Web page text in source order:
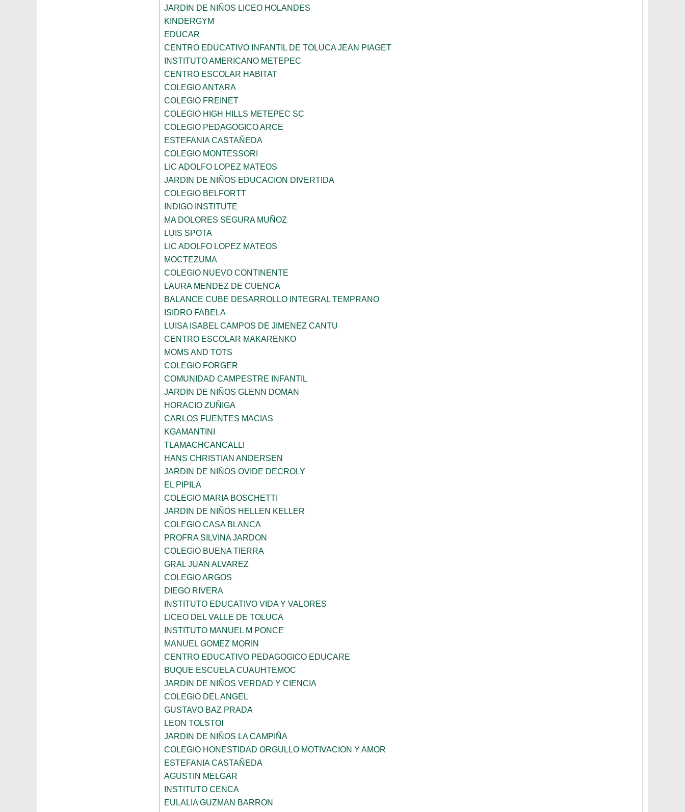
JARDIN DE NIÑOS LICEO HOLANDES
KINDERGYM
EDUCAR
CENTRO EDUCATIVO INFANTIL DE TOLUCA JEAN PIAGET
INSTITUTO AMERICANO METEPEC
CENTRO ESCOLAR HABITAT
COLEGIO ANTARA
COLEGIO FREINET
COLEGIO HIGH HILLS METEPEC SC
COLEGIO PEDAGOGICO ARCE
ESTEFANIA CASTAÑEDA
COLEGIO MONTESSORI
LIC ADOLFO LOPEZ MATEOS
JARDIN DE NIÑOS EDUCACION DIVERTIDA
COLEGIO BELFORTT
INDIGO INSTITUTE
MA DOLORES SEGURA MUÑOZ
LUIS SPOTA
LIC ADOLFO LOPEZ MATEOS
MOCTEZUMA
COLEGIO NUEVO CONTINENTE
LAURA MENDEZ DE CUENCA
BALANCE CUBE DESARROLLO INTEGRAL TEMPRANO
ISIDRO FABELA
LUISA ISABEL CAMPOS DE JIMENEZ CANTU
CENTRO ESCOLAR MAKARENKO
MOMS AND TOTS
COLEGIO FORGER
COMUNIDAD CAMPESTRE INFANTIL
JARDIN DE NIÑOS GLENN DOMAN
HORACIO ZUÑIGA
CARLOS FUENTES MACIAS
KGAMANTINI
TLAMACHCANCALLI
HANS CHRISTIAN ANDERSEN
JARDIN DE NIÑOS OVIDE DECROLY
EL PIPILA
COLEGIO MARIA BOSCHETTI
JARDIN DE NIÑOS HELLEN KELLER
COLEGIO CASA BLANCA
PROFRA SILVINA JARDON
COLEGIO BUENA TIERRA
GRAL JUAN ALVAREZ
COLEGIO ARGOS
DIEGO RIVERA
INSTITUTO EDUCATIVO VIDA Y VALORES
LICEO DEL VALLE DE TOLUCA
INSTITUTO MANUEL M PONCE
MANUEL GOMEZ MORIN
CENTRO EDUCATIVO PEDAGOGICO EDUCARE
BUQUE ESCUELA CUAUHTEMOC
JARDIN DE NIÑOS VERDAD Y CIENCIA
COLEGIO DEL ANGEL
GUSTAVO BAZ PRADA
LEON TOLSTOI
JARDIN DE NIÑOS LA CAMPIÑA
COLEGIO HONESTIDAD ORGULLO MOTIVACION Y AMOR
ESTEFANIA CASTAÑEDA
AGUSTIN MELGAR
INSTITUTO CENCA
EULALIA GUZMAN BARRON